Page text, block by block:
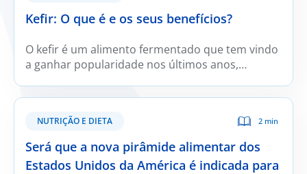
Kefir: O que é e os seus benefícios?
O kefir é um alimento fermentado que tem vindo
a ganhar popularidade nos últimos anos,
alimentos que podem contribuir para a saúde
NUTRIÇÃO E DIETA 2 min
Será que a nova pirâmide alimentar dos
Estados Unidos da América é indicada para